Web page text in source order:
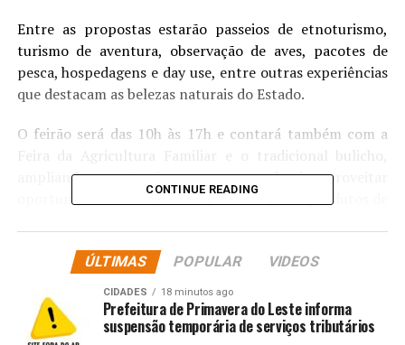
Entre as propostas estarão passeios de etnoturismo,
turismo de aventura, observação de aves, pacotes de
pesca, hospedagens e day use, entre outras experiências
que destacam as belezas naturais do Estado.
O feirão será das 10h às 17h e contará também com a
Feira da Agricultura Familiar e o tradicional bulicho,
ampliando as atrações para quem deseja aproveitar
oportunidades de viagem enquanto degusta produtos de
Antes da abertura do feirão, às 9h, será lançado o site
turismo estadual, que reúne informações sobre destinos,
roteiros, eventos e atrativos de Mato Grosso.
CONTINUE READING
ÚLTIMAS POPULAR VIDEOS
CIDADES 18 minutos ago
Prefeitura de Primavera do Leste informa
suspensão temporária de serviços tributários